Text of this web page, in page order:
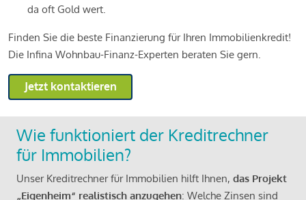
da oft Gold wert.
Finden Sie die beste Finanzierung für Ihren Immobilienkredit!
Die Infina Wohnbau-Finanz-Experten beraten Sie gern.
Jetzt kontaktieren
Wie funktioniert der Kreditrechner
für Immobilien?
Unser Kreditrechner für Immobilien hilft Ihnen, das Projekt
„Eigenheim“ realistisch anzugehen: Welche Zinsen sind